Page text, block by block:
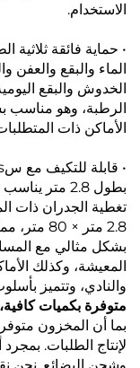
الاستخدام.
• حماية فائقة ثلاثية
الماء والبقع
الخدوش والبقع
الرطبة، وهو
الأماكن ذات
بطول 2.8
تغطية الجدران ذات
2.8 متر ×
بشكل مثالي مع
المعيشة، وكذلك
والنادي، وتتميز
متوفرة بكميات
بما أن المخزون
لإنتاج الطلبات.